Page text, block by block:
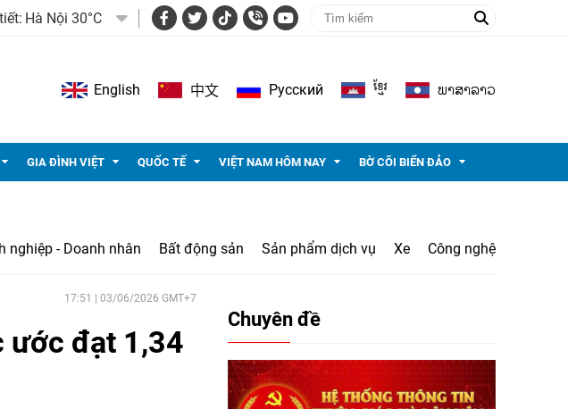
Hà Nội 30°C
English 中文 Pусский ខ្មែរ ພາ​ສາ​ລາວ
GIA ĐÌNH VIỆT QUỐC TẾ VIỆT NAM HÔM NAY BỜ CÕI BIỂN ĐẢO
nghiệp - Doanh nhân Bất động sản Sản phẩm dịch vụ Xe Công nghệ
17:51 | 03/06/2026 GMT+7
ước đạt 1,34
Chuyên đề